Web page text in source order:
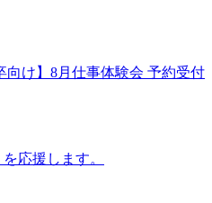
向け】8月仕事体験会 予約受付
応援します。